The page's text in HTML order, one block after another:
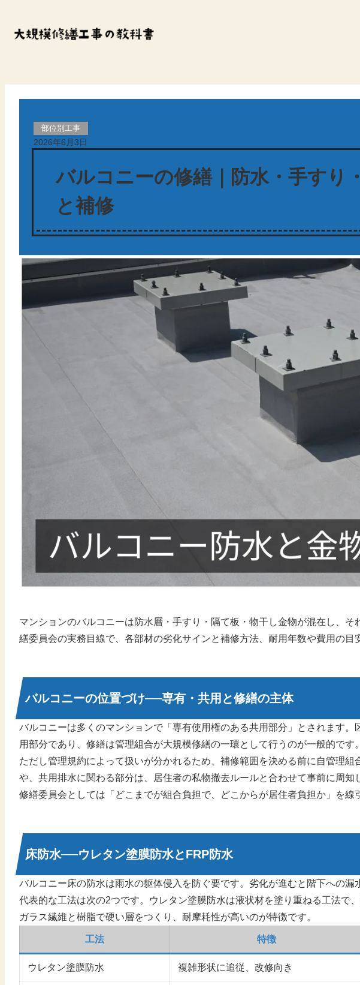
部位別工事
2026年6月3日
バルコニーの修繕｜防水・手すり
と補修
マンションのバルコニーは防水層・手すり・隔て板・物干し金物が混在し、
繕委員会の実務目線で、各部材の劣化サインと補修方法、耐用年数や費用の目
バルコニーの位置づけ──専有・共用と修繕の主体
バルコニーは多くのマンションで「専有使用権のある共用部分」とされます
用部分であり、修繕は管理組合が大規模修繕の一環として行うのが一般的です。
ただし管理規約によって扱いが分かれるため、補修範囲を決める前に自管理
や、共用排水に関わる部分は、居住者の私物撤去ルールと合わせて事前に周知
修繕委員会としては「どこまでが組合負担で、どこからが居住者負担か」を
床防水──ウレタン塗膜防水とFRP防水
バルコニー床の防水は雨水の躯体侵入を防ぐ要です。劣化が進むと階下への
代表的な工法は次の2つです。ウレタン塗膜防水は液状材を塗り重ねる工法で
ガラス繊維と樹脂で硬い層をつくり、耐摩耗性が高いのが特徴です。
工法 特徴
ウレタン塗膜防水 複雑形状に追従、改修向き